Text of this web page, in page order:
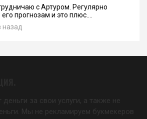
с Артуром. Регулярно
прогнозам и это плюс....
назад
за свои услуги, а также не
Мы не рекламируем букмекеров